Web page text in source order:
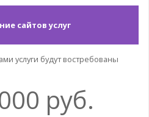
сайтов услуг
услуги будут востребованы
руб.